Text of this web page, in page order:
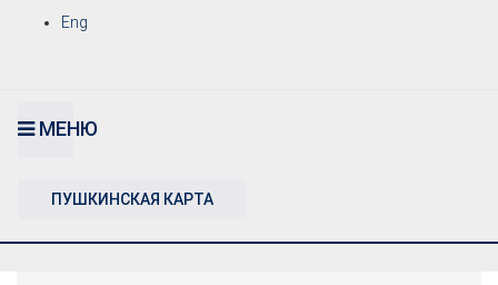
Eng
МЕНЮ
ПУШКИНСКАЯ КАРТА